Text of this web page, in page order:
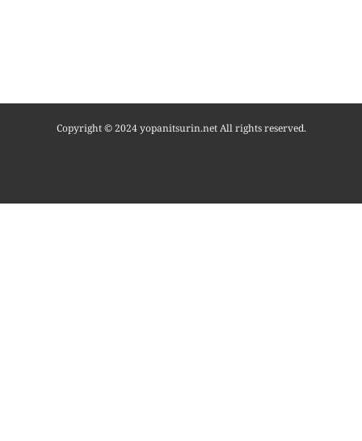
Copyright © 2024 yopanitsurin.net All rights reserved.